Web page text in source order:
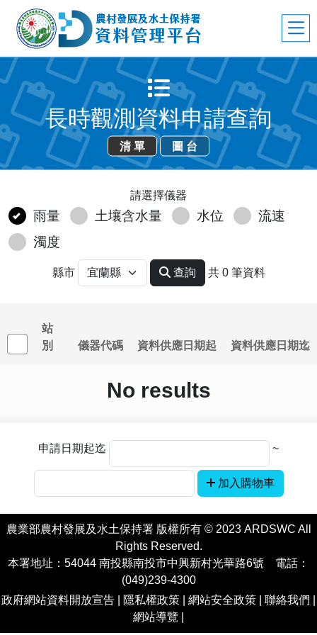
長時觀測資料申請查詢
清 單 圖 台
請選擇儀器
雨量 土壤含水量 水位
流速
濁度
縣市 查詢 共 0 筆資料
站
別
儀器代碼 資料供應日期起 資料供應日期迄
No results
申請日期起迄 ~
加入購物車
農業部農村發展及水土保持署 版權所有 © 2023 ARDSWC All
Rights Reserved.
本署地址：54044 南投縣南投市中興新村光華路6號 電話：
(049)239-4300
政府網站資料開放宣告
隱私權政策 網站安全政策 聯絡我們
網站導覽